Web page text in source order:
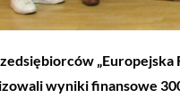
wyniki finansowe